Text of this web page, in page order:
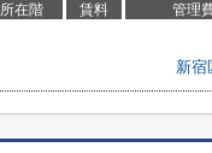
所在階 賃料 管理
新宿